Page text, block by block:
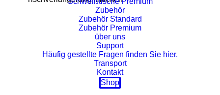
Zubehör
Zubehör Standard
Zubehör Premium
über uns
Support
Häufig gestellte Fragen finden Sie hier.
Transport
Kontakt
Shop